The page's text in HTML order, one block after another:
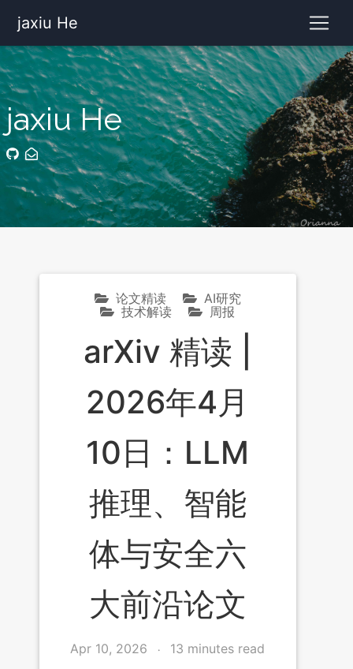
jaxiu He
jaxiu He
论文精读
AI研究
技术解读
周报
arXiv 精读 |
2026年4月
10日：LLM
推理、智能
体与安全六
大前沿论文
Apr 10, 2026 13 minutes read